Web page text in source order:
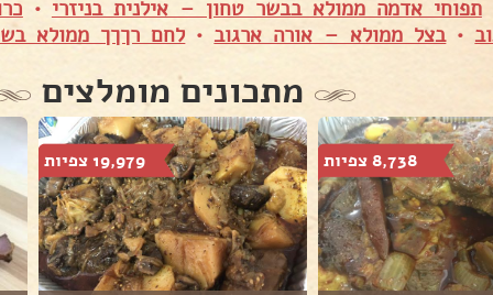
תפוחי אדמה ממולא בבשר טחון – אילנית בניזרי •
•בצל ממולא – אורה ארגוב • לחם רךךך ממולא
מתכונים מומלצים
8,738 צפיות 19,979 צפיות